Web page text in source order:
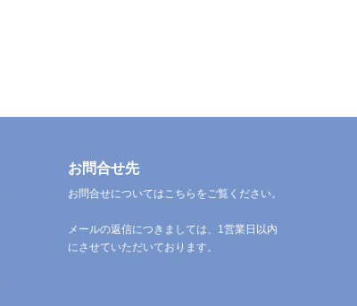
お問合せ先
お問合せについてはこちらをご覧ください。
メールの返信につきましては、1営業日以内
にさせていただいております。